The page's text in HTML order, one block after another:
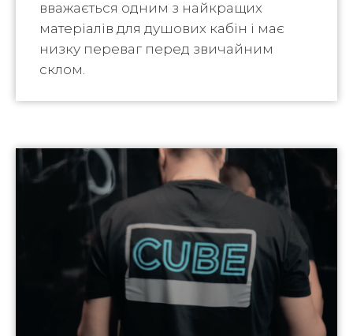
вважається одним з найкращих
матеріалів для душових кабін і має
низку переваг перед звичайним
склом.